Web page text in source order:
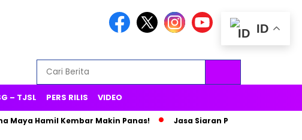
– TJSL PERS RILIS VIDEO
Hamil Kembar Makin Panas! Jasa Siaran Pers Persriliscom
ID